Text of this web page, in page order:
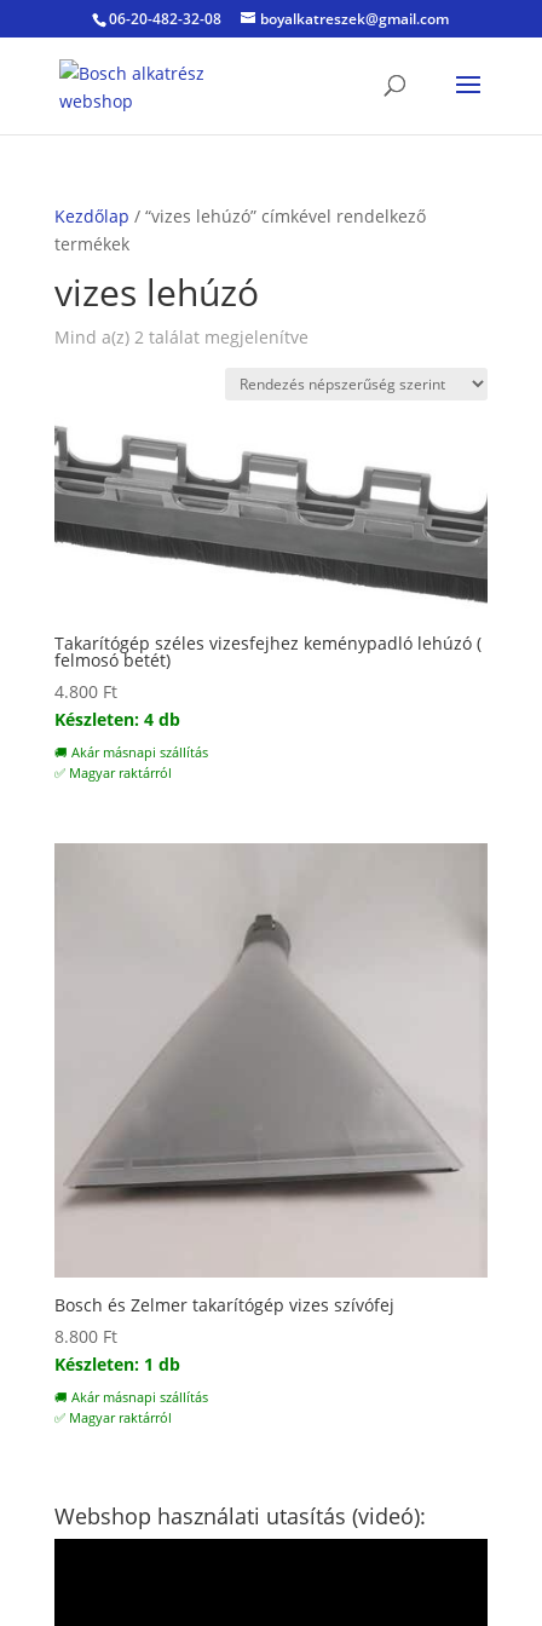
06-20-482-32-08 boyalkatreszek@gmail.com
Kezdőlap / “vizes lehúzó” címkével rendelkező
termékek
vizes lehúzó
Mind a(z) 2 találat megjelenítveSorted
popularity
Takarítógép széles vizesfejhez keménypadló lehúzó (
felmosó betét)
4.800 Ft
Készleten: 4 db
🚚 Akár másnapi szállítás
✅ Magyar raktárról
Bosch és Zelmer takarítógép vizes szívófej
8.800 Ft
Készleten: 1 db
🚚 Akár másnapi szállítás
✅ Magyar raktárról
Webshop használati utasítás (videó):